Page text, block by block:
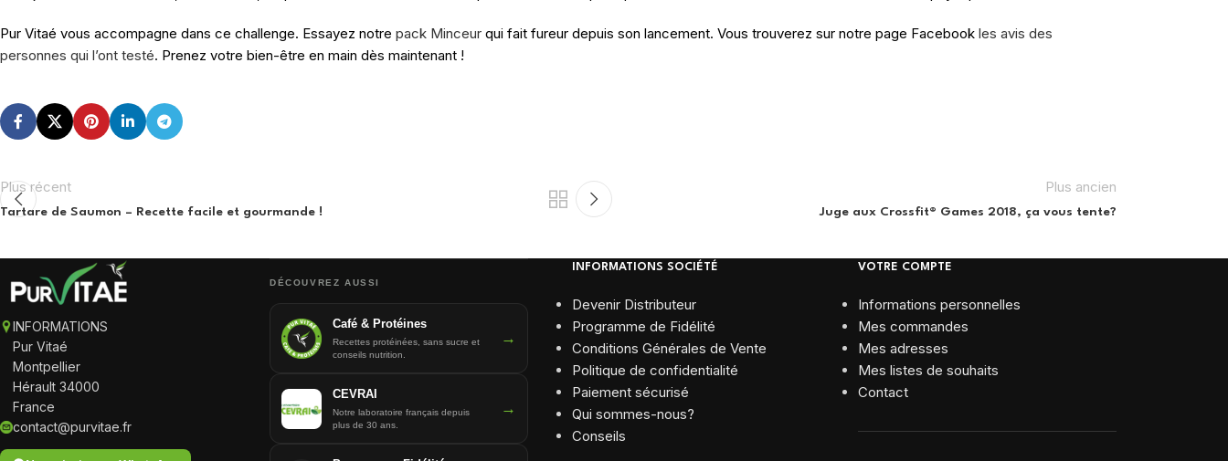
Pur Vitaé vous accompagne dans ce challenge. Essayez notre pack Minceur qui fait fureur depuis son lancement. Vous trouverez sur notre page Facebook les avis des
personnes qui l’ont testé. Prenez votre bien-être en main dès maintenant !
Plus récent
Tartare de Saumon – Recette facile et gourmande !
Plus ancien
Juge aux Crossfit® Games 2018, ça vous tente?
INFORMATIONS
Pur Vitaé
Montpellier
Hérault 34000
France
contact@purvitae.fr
DÉCOUVREZ AUSSI
Café & Protéines
Recettes protéinées, sans sucre et
conseils nutrition.
→
CEVRAI
Notre laboratoire français depuis
plus de 30 ans.
→
INFORMATIONS SOCIÉTÉ
Devenir Distributeur
Programme de Fidélité
Conditions Générales de Vente
Politique de confidentialité
Paiement sécurisé
Qui sommes-nous?
Conseils
VOTRE COMPTE
Informations personnelles
Mes commandes
Mes adresses
Mes listes de souhaits
Contact